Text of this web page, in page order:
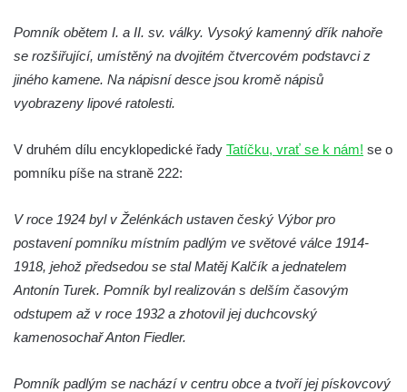
Předoníně
Pomník obětem 2. světové války v Plavu
Plavu
Kenotaf Pepiho Meisela na hřbitově v
Dolním Podluží
Dolním Podluží
Pomník obětem I. a II. sv. války. Vysoký kamenný dřík nahoře
se rozšiřující, umístěný na dvojitém čtvercovém podstavci z
jiného kamene. Na nápisní desce jsou kromě nápisů
vyobrazeny lipové ratolesti.
V druhém dílu encyklopedické řady Tatíčku, vrať se k nám! se o
pomníku píše na straně 222:
V roce 1924 byl v Želénkách ustaven český Výbor pro
postavení pomníku místním padlým ve světové válce 1914-
1918, jehož předsedou se stal Matěj Kalčík a jednatelem
Antonín Turek. Pomník byl realizován s delším časovým
odstupem až v roce 1932 a zhotovil jej duchcovský
kamenosochař Anton Fiedler.
Pomník padlým se nachází v centru obce a tvoří jej pískovcový